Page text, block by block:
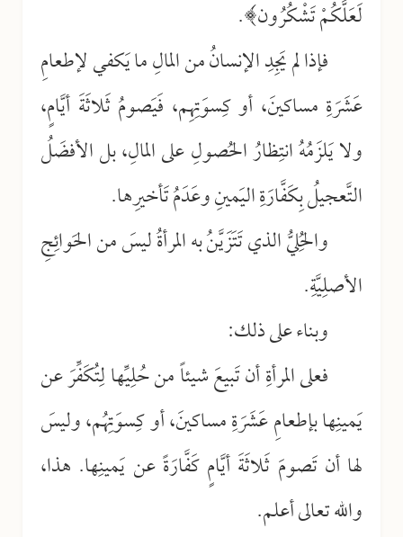
لَعَلَّكُمْ تَشْكُرُون﴾.
فإذا لم يَجِدِ الإنسانُ من المالِ ما يَكفي لإطعامِ
عَشَرَةِ مساكينَ، أو كِسوَتِهِم، فَيَصومُ ثَلاثَةَ أيَّامٍ،
ولا يَلزَمُهُ انتِظارُ الحُصولِ على المالِ، بل الأفضَلُ
التَّعجيلُ بِكَفَّارَةِ اليَمينِ وعَدَمُ تَأخيرِها.
والحُلِيُّ الذي تَتَزَيَّنُ به المرأةُ ليسَ من الحَوائِجِ
الأصلِيَّةِ.
وبناء على ذلك:
فعلى المرأةِ أن تَبيعَ شيئاً من حُلِيِّها لِتُكَفِّرَ عن
يَمينِها بإطعامِ عَشَرَةِ مساكينَ، أو كِسوَتِهُم، وليسَ
لها أن تَصومَ ثَلاثَةَ أيَّامٍ كَفَّارَةً عن يَمينِها. هذا،
والله تعالى أعلم.